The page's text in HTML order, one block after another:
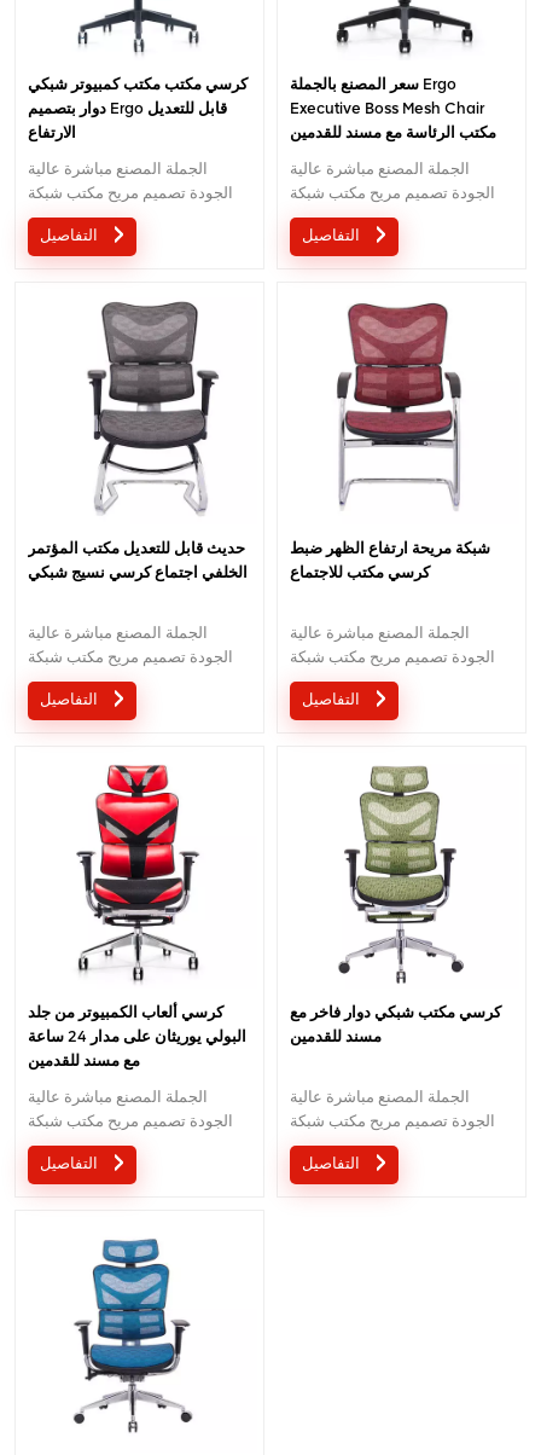
كرسي مكتب مكتب كمبيوتر شبكي
دوار بتصميم Ergo قابل للتعديل
الارتفاع
الجملة المصنع مباشرة عالية
الجودة تصميم مريح مكتب شبكة
كرسي موك هو قطعة واحدة ، كمية
كبيرة مع خصم كبير.الخدمة
سعر المصنع بالجملة Ergo
Executive Boss Mesh Chair
مكتب الرئاسة مع مسند للقدمين
الجملة المصنع مباشرة عالية
الجودة تصميم مريح مكتب شبكة
كرسي موك هو قطعة واحدة ، كمية
كبيرة مع خصم كبير.الخدمة
حديث قابل للتعديل مكتب المؤتمر
الخلفي اجتماع كرسي نسيج شبكي
الجملة المصنع مباشرة عالية
الجودة تصميم مريح مكتب شبكة
كرسي موك هو قطعة واحدة ، كمية
كبيرة مع خصم كبير.الخدمة
شبكة مريحة ارتفاع الظهر ضبط
كرسي مكتب للاجتماع
الجملة المصنع مباشرة عالية
الجودة تصميم مريح مكتب شبكة
كرسي موك هو قطعة واحدة ، كمية
كبيرة مع خصم كبير.الخدمة
كرسي ألعاب الكمبيوتر من جلد
البولي يوريثان على مدار 24 ساعة
مع مسند للقدمين
الجملة المصنع مباشرة عالية
الجودة تصميم مريح مكتب شبكة
كرسي موك هو قطعة واحدة ، كمية
كبيرة مع خصم كبير.الخدمة
كرسي مكتب شبكي دوار فاخر مع
مسند للقدمين
الجملة المصنع مباشرة عالية
الجودة تصميم مريح مكتب شبكة
كرسي موك هو قطعة واحدة ، كمية
كبيرة مع خصم كبير.الخدمة